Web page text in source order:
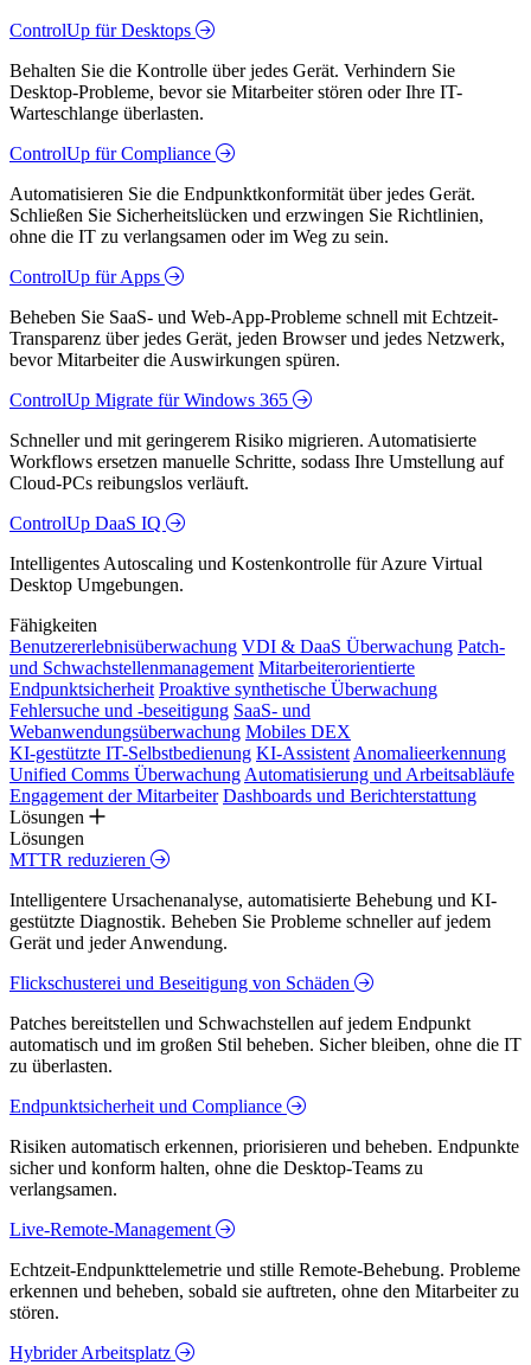
ControlUp für Desktops
Behalten Sie die Kontrolle über jedes Gerät. Verhindern Sie
Desktop-Probleme, bevor sie Mitarbeiter stören oder Ihre IT-
Warteschlange überlasten.
ControlUp für Compliance
Automatisieren Sie die Endpunktkonformität über jedes Gerät.
Schließen Sie Sicherheitslücken und erzwingen Sie Richtlinien,
ohne die IT zu verlangsamen oder im Weg zu sein.
ControlUp für Apps
Beheben Sie SaaS- und Web-App-Probleme schnell mit Echtzeit-
Transparenz über jedes Gerät, jeden Browser und jedes Netzwerk,
bevor Mitarbeiter die Auswirkungen spüren.
ControlUp Migrate für Windows 365
Schneller und mit geringerem Risiko migrieren. Automatisierte
Workflows ersetzen manuelle Schritte, sodass Ihre Umstellung auf
Cloud-PCs reibungslos verläuft.
ControlUp DaaS IQ
Intelligentes Autoscaling und Kostenkontrolle für Azure Virtual
Desktop Umgebungen.
Fähigkeiten
Benutzererlebnisüberwachung VDI & DaaS Überwachung Patch-
und Schwachstellenmanagement Mitarbeiterorientierte
Endpunktsicherheit Proaktive synthetische Überwachung
Fehlersuche und -beseitigung SaaS- und
Webanwendungsüberwachung Mobiles DEX
KI-gestützte IT-Selbstbedienung KI-Assistent Anomalieerkennung
Unified Comms Überwachung Automatisierung und Arbeitsabläufe
Engagement der Mitarbeiter Dashboards und Berichterstattung
Lösungen
Lösungen
MTTR reduzieren
Intelligentere Ursachenanalyse, automatisierte Behebung und KI-
gestützte Diagnostik. Beheben Sie Probleme schneller auf jedem
Gerät und jeder Anwendung.
Flickschusterei und Beseitigung von Schäden
Patches bereitstellen und Schwachstellen auf jedem Endpunkt
automatisch und im großen Stil beheben. Sicher bleiben, ohne die IT
zu überlasten.
Endpunktsicherheit und Compliance
Risiken automatisch erkennen, priorisieren und beheben. Endpunkte
sicher und konform halten, ohne die Desktop-Teams zu
verlangsamen.
Live-Remote-Management
Echtzeit-Endpunkttelemetrie und stille Remote-Behebung. Probleme
erkennen und beheben, sobald sie auftreten, ohne den Mitarbeiter zu
stören.
Hybrider Arbeitsplatz